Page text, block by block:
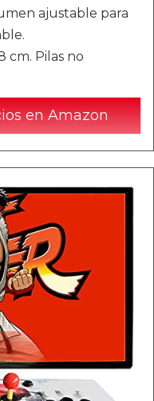
ajustable para
cm. Pilas no
en Amazon